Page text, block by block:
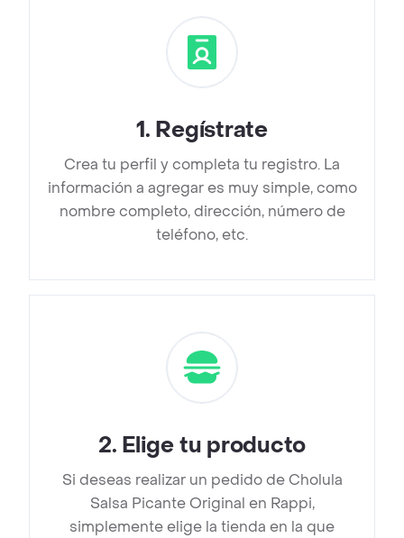
1. Regístrate
Crea tu perfil y completa tu registro. La
información a agregar es muy simple, como
nombre completo, dirección, número de
teléfono, etc.
2. Elige tu producto
Si deseas realizar un pedido de Cholula
Salsa Picante Original en Rappi,
simplemente elige la tienda en la que